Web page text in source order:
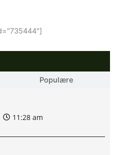
Populære
11:28 am